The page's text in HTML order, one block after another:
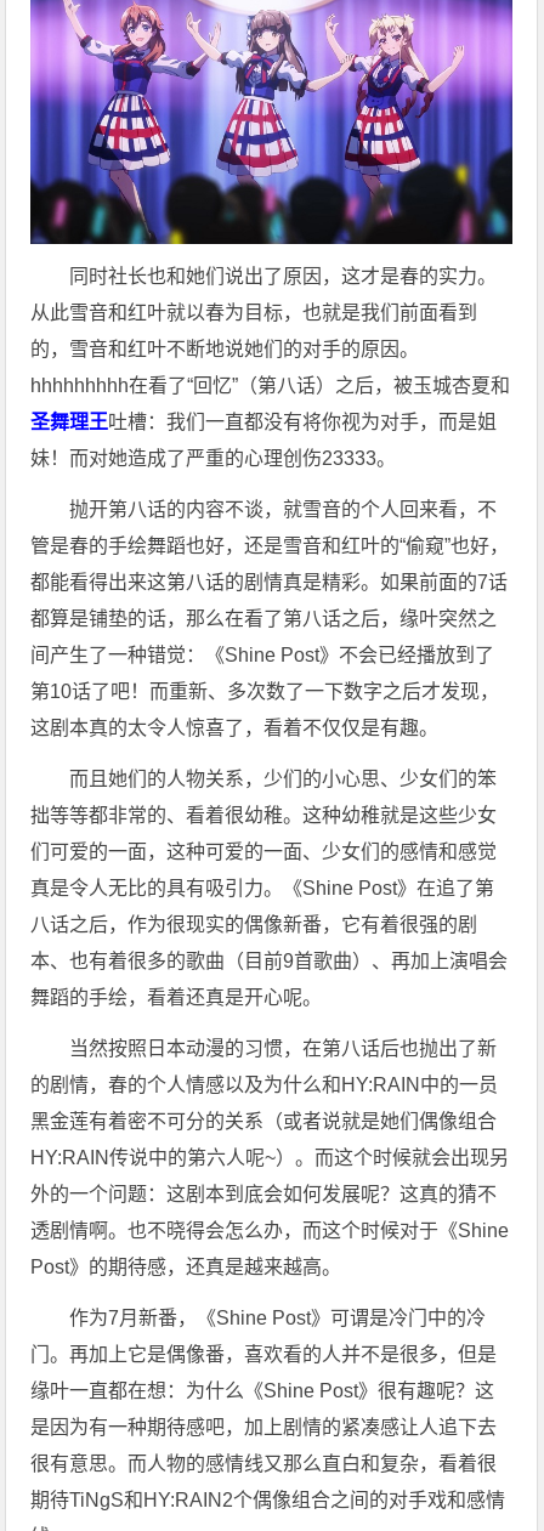
同时社长也和她们说出了原因，这才是春的实力。
从此雪音和红叶就以春为目标，也就是我们前面看到
的，雪音和红叶不断地说她们的对手的原因。
hhhhhhhhh在看了“回忆”（第八话）之后，被玉城杏夏和
圣舞理王吐槽：我们一直都没有将你视为对手，而是姐
妹！而对她造成了严重的心理创伤23333。
抛开第八话的内容不谈，就雪音的个人回来看，不
管是春的手绘舞蹈也好，还是雪音和红叶的“偷窥”也好，
都能看得出来这第八话的剧情真是精彩。如果前面的7话
都算是铺垫的话，那么在看了第八话之后，缘叶突然之
间产生了一种错觉：《Shine Post》不会已经播放到了
第10话了吧！而重新、多次数了一下数字之后才发现，
这剧本真的太令人惊喜了，看着不仅仅是有趣。
而且她们的人物关系，少们的小心思、少女们的笨
拙等等都非常的、看着很幼稚。这种幼稚就是这些少女
们可爱的一面，这种可爱的一面、少女们的感情和感觉
真是令人无比的具有吸引力。《Shine Post》在追了第
八话之后，作为很现实的偶像新番，它有着很强的剧
本、也有着很多的歌曲（目前9首歌曲）、再加上演唱会
舞蹈的手绘，看着还真是开心呢。
当然按照日本动漫的习惯，在第八话后也抛出了新
的剧情，春的个人情感以及为什么和HY:RAIN中的一员
黑金莲有着密不可分的关系（或者说就是她们偶像组合
HY:RAIN传说中的第六人呢~）。而这个时候就会出现另
外的一个问题：这剧本到底会如何发展呢？这真的猜不
透剧情啊。也不晓得会怎么办，而这个时候对于《Shine
Post》的期待感，还真是越来越高。
作为7月新番，《Shine Post》可谓是冷门中的冷
门。再加上它是偶像番，喜欢看的人并不是很多，但是
缘叶一直都在想：为什么《Shine Post》很有趣呢？这
是因为有一种期待感吧，加上剧情的紧凑感让人追下去
很有意思。而人物的感情线又那么直白和复杂，看着很
期待TiNgS和HY:RAIN2个偶像组合之间的对手戏和感情